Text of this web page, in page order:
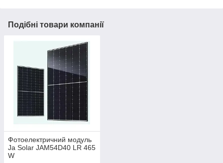
Подібні товари компанії
Фотоелектричний модуль
Ja Solar JAM54D40 LR 465
W